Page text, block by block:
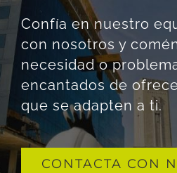
Confía en nuestro
con nosotros y
necesidad o
encantados de
que se adapten a ti.
CONTACTA CON